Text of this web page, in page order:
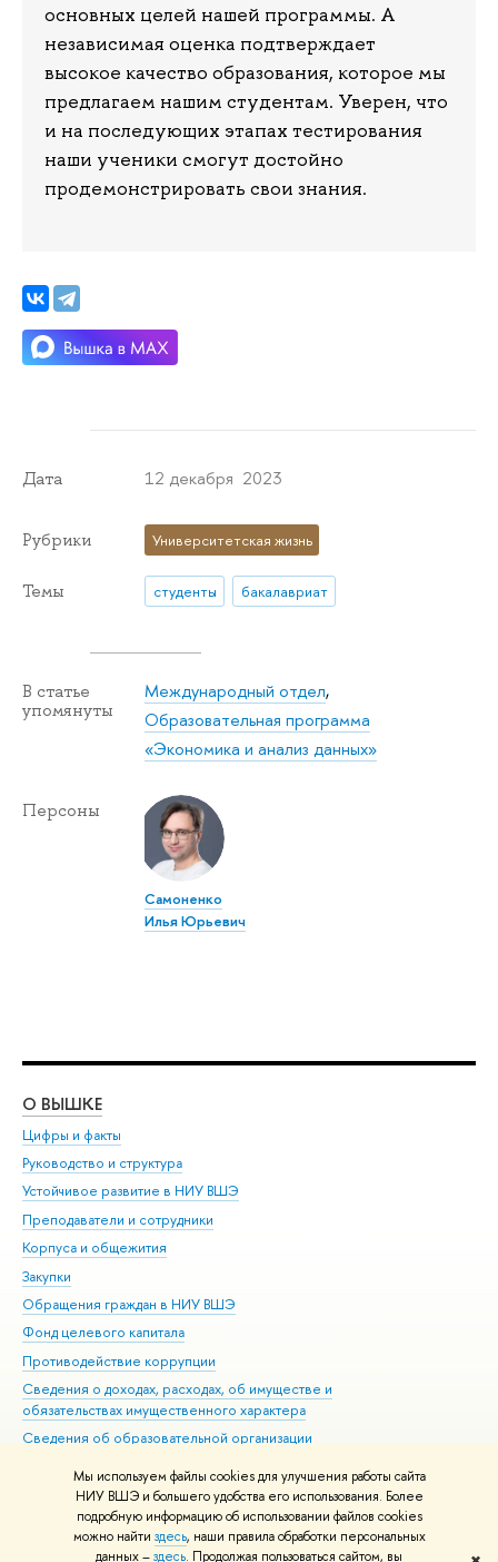
Мы используем файлы cookies для улучшения работы сайта
НИУ ВШЭ и большего удобства его использования. Более
подробную информацию об использовании файлов cookies
можно найти здесь, наши правила обработки персональных
данных –здесь. Продолжая пользоваться сайтом, вы
основных целей нашей программы. А
независимая оценка подтверждает
высокое качество образования, которое мы
предлагаем нашим студентам. Уверен, что
и на последующих этапах тестирования
наши ученики смогут достойно
продемонстрировать свои знания.
Дата 12 декабря 2023
Рубрики Университетская жизнь
Темы студенты бакалавриат
В статье
упомянуты
Международный отдел,
Образовательная программа
«Экономика и анализ данных»
Персоны
Самоненко
Илья Юрьевич
О ВЫШКЕ
Цифры и факты
Руководство и структура
Устойчивое развитие в НИУ ВШЭ
Преподаватели и сотрудники
Корпуса и общежития
Закупки
Обращения граждан в НИУ ВШЭ
Фонд целевого капитала
Противодействие коррупции
Сведения о доходах, расходах, об имуществе и
обязательствах имущественного характера
Сведения об образовательной организации
Людям с ограниченными возможностями здоровья
Единая платежная страница
Работа в Вышке